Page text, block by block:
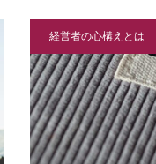
経営者の心構えとは